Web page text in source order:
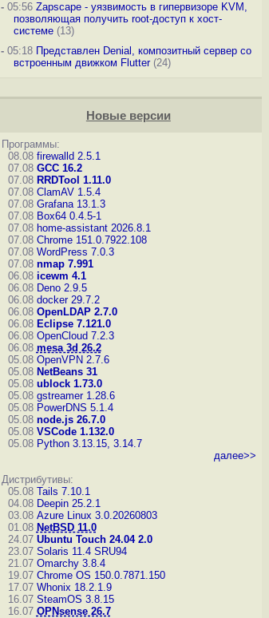
-05:56 Zapscape - уязвимость в гипервизоре KVM,
позволяющая получить root-доступ к хост-
системе(13)
-05:18 Представлен Denial, композитный сервер со
встроенным движком Flutter(24)
Новые версии
Программы:
08.08 firewalld 2.5.1
07.08 GCC 16.2
07.08 RRDTool 1.11.0
07.08 ClamAV 1.5.4
07.08 Grafana 13.1.3
07.08 Box64 0.4.5-1
07.08 home-assistant 2026.8.1
07.08 Chrome 151.0.7922.108
07.08 WordPress 7.0.3
07.08 nmap 7.991
06.08 icewm 4.1
06.08 Deno 2.9.5
06.08 docker 29.7.2
06.08 OpenLDAP 2.7.0
06.08 Eclipse 7.121.0
06.08 OpenCloud 7.2.3
06.08 mesa 3d 26.2
05.08 OpenVPN 2.7.6
05.08 NetBeans 31
05.08 ublock 1.73.0
05.08 gstreamer 1.28.6
05.08 PowerDNS 5.1.4
05.08 node.js 26.7.0
05.08 VSCode 1.132.0
05.08 Python 3.13.15, 3.14.7
далее>>
Дистрибутивы:
05.08 Tails 7.10.1
04.08 Deepin 25.2.1
03.08 Azure Linux 3.0.20260803
01.08 NetBSD 11.0
24.07 Ubuntu Touch 24.04 2.0
23.07 Solaris 11.4 SRU94
21.07 Omarchy 3.8.4
19.07 Chrome OS 150.0.7871.150
17.07 Whonix 18.2.1.9
16.07 SteamOS 3.8.15
16.07 OPNsense 26.7